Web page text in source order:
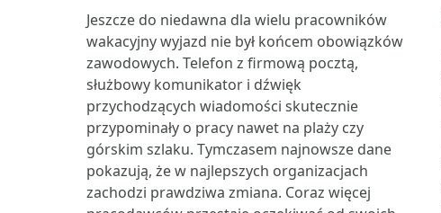
Jeszcze do niedawna dla wielu pracowników
wakacyjny wyjazd nie był końcem obowiązków
zawodowych. Telefon z firmową pocztą,
służbowy komunikator i dźwięk
przychodzących wiadomości skutecznie
przypominały o pracy nawet na plaży czy
górskim szlaku. Tymczasem najnowsze dane
pokazują, że w najlepszych organizacjach
zachodzi prawdziwa zmiana. Coraz więcej